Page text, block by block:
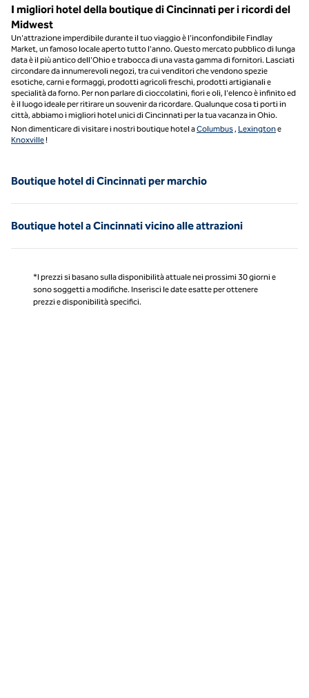
I migliori hotel della boutique di Cincinnati per i ricordi del
Midwest
Un'attrazione imperdibile durante il tuo viaggio è l'inconfondibile Findlay
Market, un famoso locale aperto tutto l'anno. Questo mercato pubblico di lunga
data è il più antico dell'Ohio e trabocca di una vasta gamma di fornitori. Lasciati
circondare da innumerevoli negozi, tra cui venditori che vendono spezie
esotiche, carni e formaggi, prodotti agricoli freschi, prodotti artigianali e
specialità da forno. Per non parlare di cioccolatini, fiori e oli, l'elenco è infinito ed
è il luogo ideale per ritirare un souvenir da ricordare. Qualunque cosa ti porti in
città, abbiamo i migliori hotel unici di Cincinnati per la tua vacanza in Ohio.
Non dimenticare di visitare i nostri boutique hotel aColumbus, Lexingtone
Knoxville!
Boutique hotel di Cincinnati per marchio
Boutique hotel a Cincinnati vicino alle attrazioni
*I prezzi si basano sulla disponibilità attuale nei prossimi 30 giorni e
sono soggetti a modifiche. Inserisci le date esatte per ottenere
prezzi e disponibilità specifici.